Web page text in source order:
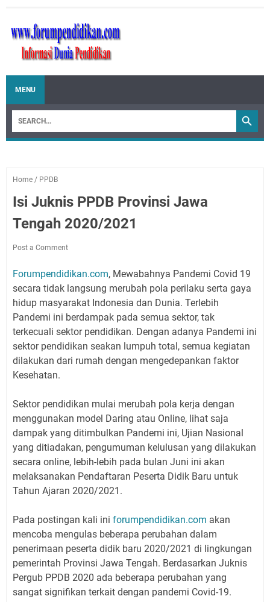
MENU
Home / PPDB
Isi Juknis PPDB Provinsi Jawa
Tengah 2020/2021
Post a Comment
Forumpendidikan.com, Mewabahnya Pandemi Covid 19
secara tidak langsung merubah pola perilaku serta gaya
hidup masyarakat Indonesia dan Dunia. Terlebih
Pandemi ini berdampak pada semua sektor, tak
terkecuali sektor pendidikan. Dengan adanya Pandemi ini
sektor pendidikan seakan lumpuh total, semua kegiatan
dilakukan dari rumah dengan mengedepankan faktor
Kesehatan.
Sektor pendidikan mulai merubah pola kerja dengan
menggunakan model Daring atau Online, lihat saja
dampak yang ditimbulkan Pandemi ini, Ujian Nasional
yang ditiadakan, pengumuman kelulusan yang dilakukan
secara online, lebih-lebih pada bulan Juni ini akan
melaksanakan Pendaftaran Peserta Didik Baru untuk
Tahun Ajaran 2020/2021.
Pada postingan kali ini forumpendidikan.com akan
mencoba mengulas beberapa perubahan dalam
penerimaan peserta didik baru 2020/2021 di lingkungan
pemerintah Provinsi Jawa Tengah. Berdasarkan Juknis
Pergub PPDB 2020 ada beberapa perubahan yang
sangat signifikan terkait dengan pandemi Covid-19.